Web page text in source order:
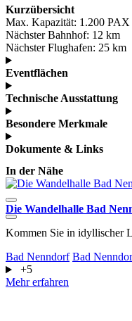
Kurzübersicht
Max. Kapazität: 1.200 PAX
Nächster Bahnhof: 12 km
Nächster Flughafen: 25 km
Eventflächen
Technische Ausstattung
Besondere Merkmale
Dokumente & Links
In der Nähe
Die Wandelhalle Bad
Kommen Sie in idyllischer
Bad Nenndorf Bad
+5
Mehr erfahren